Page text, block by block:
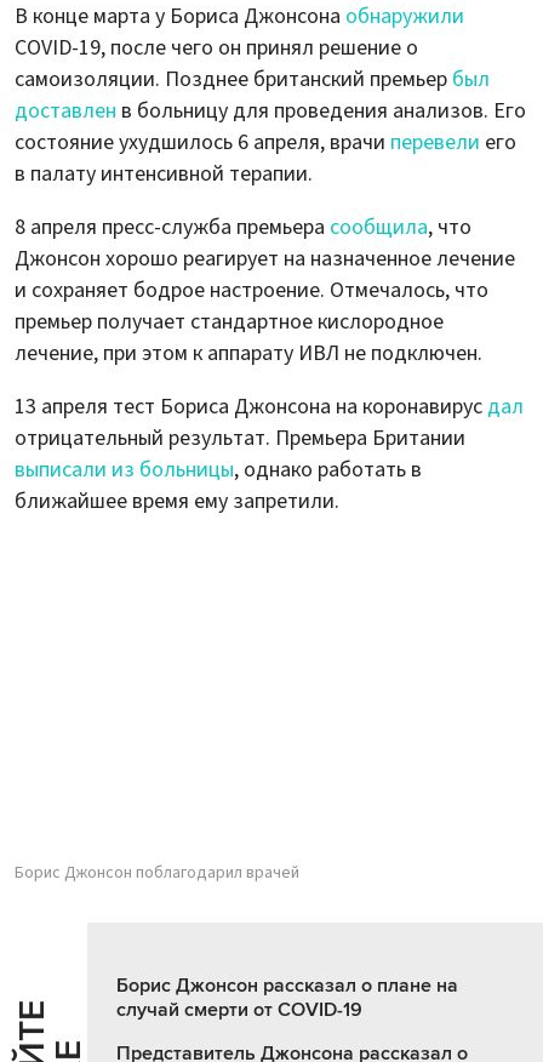
В конце марта у Бориса Джонсона обнаружили
COVID-19, после чего он принял решение о
самоизоляции. Позднее британский премьер был
доставлен в больницу для проведения анализов. Его
состояние ухудшилось 6 апреля, врачи перевели его
в палату интенсивной терапии.
8 апреля пресс-служба премьера сообщила, что
Джонсон хорошо реагирует на назначенное лечение
и сохраняет бодрое настроение. Отмечалось, что
премьер получает стандартное кислородное
лечение, при этом к аппарату ИВЛ не подключен.
13 апреля тест Бориса Джонсона на коронавирус дал
отрицательный результат. Премьера Британии
выписали из больницы, однако работать в
ближайшее время ему запретили.
Борис Джонсон поблагодарил врачей
Борис Джонсон рассказал о плане на
случай смерти от COVID-19
Представитель Джонсона рассказал о